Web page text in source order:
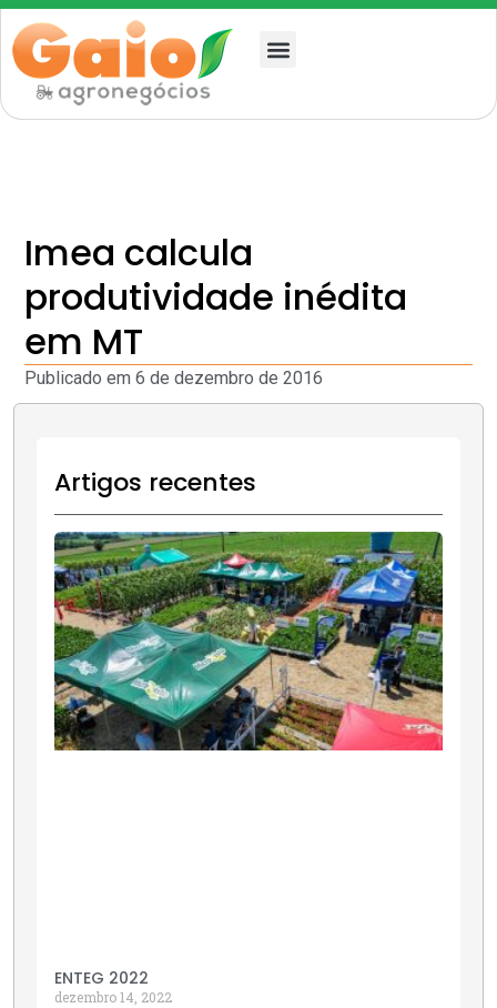
Imea calcula
produtividade inédita
em MT
Publicado em 6 de dezembro de 2016
Artigos recentes
ENTEG 2022
dezembro 14, 2022